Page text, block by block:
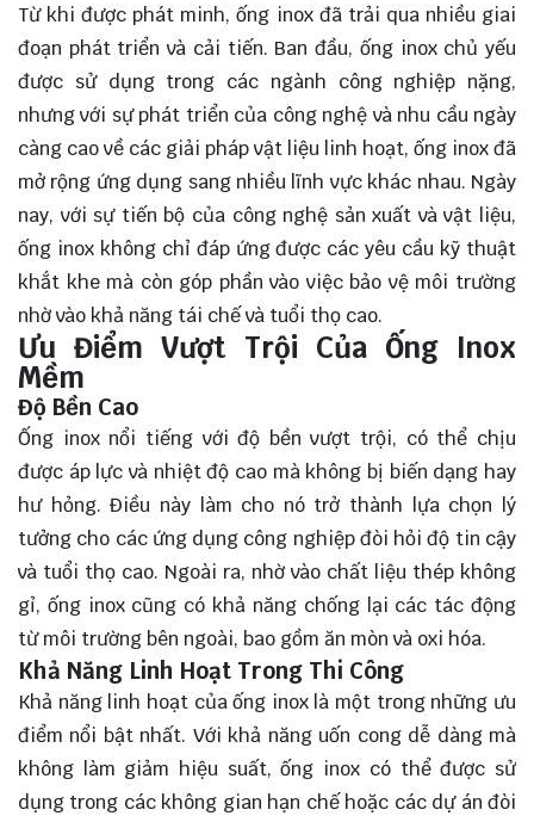
Từ khi được phát minh, ống inox đã trải qua nhiều giai
đoạn phát triển và cải tiến. Ban đầu, ống inox chủ yếu
được sử dụng trong các ngành công nghiệp nặng,
nhưng với sự phát triển của công nghệ và nhu cầu ngày
càng cao về các giải pháp vật liệu linh hoạt, ống inox đã
mở rộng ứng dụng sang nhiều lĩnh vực khác nhau. Ngày
nay, với sự tiến bộ của công nghệ sản xuất và vật liệu,
ống inox không chỉ đáp ứng được các yêu cầu kỹ thuật
khắt khe mà còn góp phần vào việc bảo vệ môi trường
nhờ vào khả năng tái chế và tuổi thọ cao.
Ưu Điểm Vượt Trội Của Ống Inox
Mềm
Độ Bền Cao
Ống inox nổi tiếng với độ bền vượt trội, có thể chịu
được áp lực và nhiệt độ cao mà không bị biến dạng hay
hư hỏng. Điều này làm cho nó trở thành lựa chọn lý
tưởng cho các ứng dụng công nghiệp đòi hỏi độ tin cậy
và tuổi thọ cao. Ngoài ra, nhờ vào chất liệu thép không
gỉ, ống inox cũng có khả năng chống lại các tác động
từ môi trường bên ngoài, bao gồm ăn mòn và oxi hóa.
Khả Năng Linh Hoạt Trong Thi Công
Khả năng linh hoạt của ống inox là một trong những ưu
điểm nổi bật nhất. Với khả năng uốn cong dễ dàng mà
không làm giảm hiệu suất, ống inox có thể được sử
dụng trong các không gian hạn chế hoặc các dự án đòi